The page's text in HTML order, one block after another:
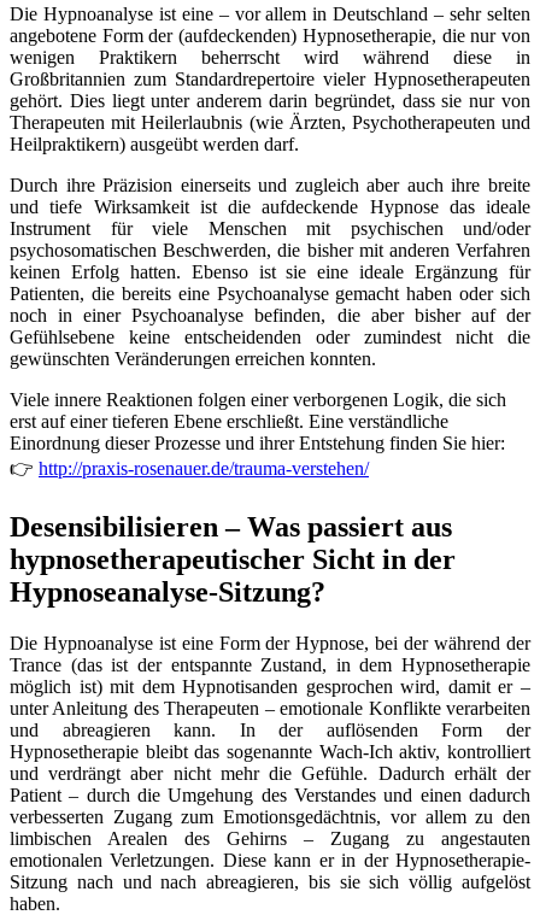
Die Hypnoanalyse ist eine – vor allem in Deutschland – sehr selten
angebotene Form der (aufdeckenden) Hypnosetherapie, die nur von
wenigen Praktikern beherrscht wird während diese in
Großbritannien zum Standardrepertoire vieler Hypnosetherapeuten
gehört. Dies liegt unter anderem darin begründet, dass sie nur von
Therapeuten mit Heilerlaubnis (wie Ärzten, Psychotherapeuten und
Heilpraktikern) ausgeübt werden darf.
Durch ihre Präzision einerseits und zugleich aber auch ihre breite
und tiefe Wirksamkeit ist die aufdeckende Hypnose das ideale
Instrument für viele Menschen mit psychischen und/oder
psychosomatischen Beschwerden, die bisher mit anderen Verfahren
keinen Erfolg hatten. Ebenso ist sie eine ideale Ergänzung für
Patienten, die bereits eine Psychoanalyse gemacht haben oder sich
noch in einer Psychoanalyse befinden, die aber bisher auf der
Gefühlsebene keine entscheidenden oder zumindest nicht die
gewünschten Veränderungen erreichen konnten.
Viele innere Reaktionen folgen einer verborgenen Logik, die sich
erst auf einer tieferen Ebene erschließt. Eine verständliche
Einordnung dieser Prozesse und ihrer Entstehung finden Sie hier:
👉 http://praxis-rosenauer.de/trauma-verstehen/
Desensibilisieren – Was passiert aus
hypnosetherapeutischer Sicht in der
Hypnoseanalyse-Sitzung?
Die Hypnoanalyse ist eine Form der Hypnose, bei der während der
Trance (das ist der entspannte Zustand, in dem Hypnosetherapie
möglich ist) mit dem Hypnotisanden gesprochen wird, damit er –
unter Anleitung des Therapeuten – emotionale Konflikte verarbeiten
und abreagieren kann. In der auflösenden Form der
Hypnosetherapie bleibt das sogenannte Wach-Ich aktiv, kontrolliert
und verdrängt aber nicht mehr die Gefühle. Dadurch erhält der
Patient – durch die Umgehung des Verstandes und einen dadurch
verbesserten Zugang zum Emotionsgedächtnis, vor allem zu den
limbischen Arealen des Gehirns – Zugang zu angestauten
emotionalen Verletzungen. Diese kann er in der Hypnosetherapie-
Sitzung nach und nach abreagieren, bis sie sich völlig aufgelöst
haben.